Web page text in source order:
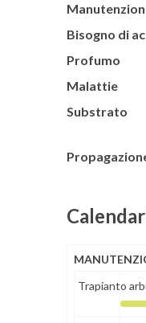
Bisogno di
Profumo
Malattie
Substrato
Trapianto